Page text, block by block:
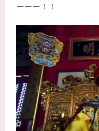
ーーー！！